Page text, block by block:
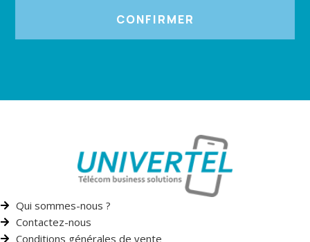
CONFIRMER
Qui sommes-nous ?
Contactez-nous
Conditions générales de vente